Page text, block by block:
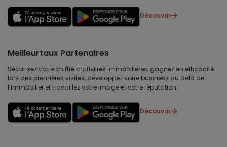
Découvrir
Meilleurtaux Partenaires
Sécurisez votre chiffre d’affaires immobilières, gagnez en efficacité
lors des premières visites, développez votre business au delà de
l’immobilier et travaillez votre image et votre réputation.
Découvrir